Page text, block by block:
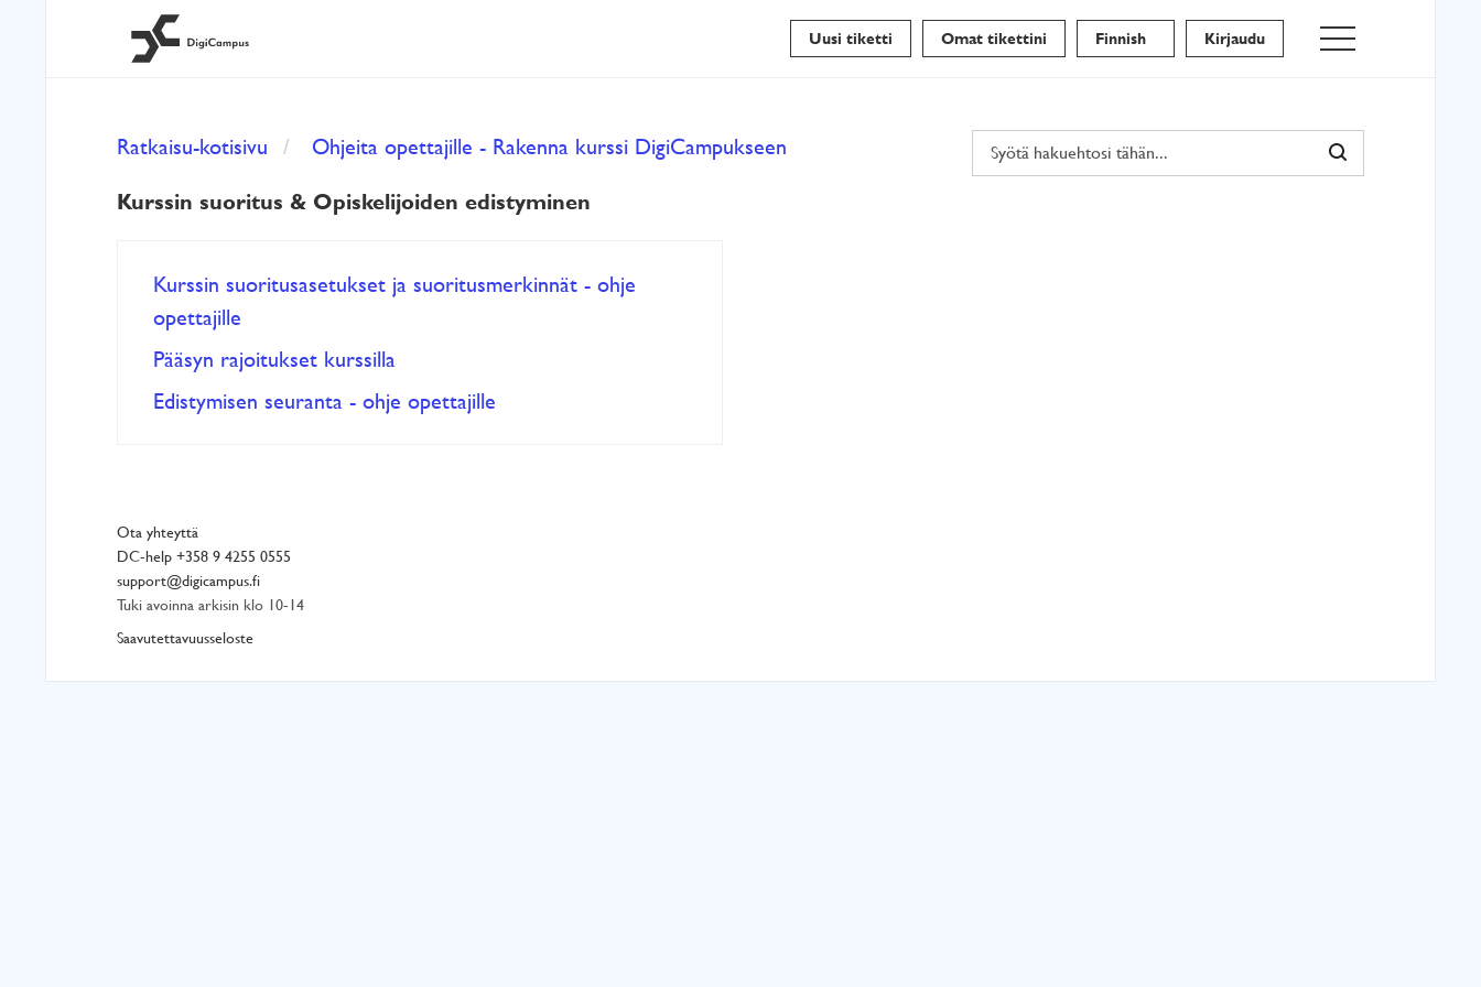
Uusi tiketti Omat tikettini Finnish Kirjaudu
Ratkaisu-kotisivu Ohjeita opettajille - Rakenna kurssi DigiCampukseen
Kurssin suoritus & Opiskelijoiden edistyminen
Kurssin suoritusasetukset ja suoritusmerkinnät - ohje
opettajille
Pääsyn rajoitukset kurssilla
Edistymisen seuranta - ohje opettajille
Ota yhteyttä
DC-help +358 9 4255 0555
support@digicampus.fi
Tuki avoinna arkisin klo 10-14
Saavutettavuusseloste